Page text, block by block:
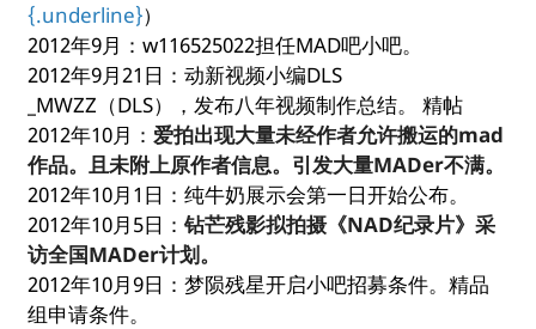
{.underline}）
2012年9月：w116525022担任MAD吧小吧。
2012年9月21日：动新视频小编DLS
_MWZZ（DLS），发布八年视频制作总结。 精帖
2012年10月： 爱拍出现大量未经作者允许搬运的mad
作品。且未附上原作者信息。引发大量MADer不满。
2012年10月1日：纯牛奶展示会第一日开始公布。
2012年10月5日： 钻芒残影拟拍摄《NAD纪录片》采
访全国MADer计划。
2012年10月9日：梦陨残星开启小吧招募条件。精品
组申请条件。